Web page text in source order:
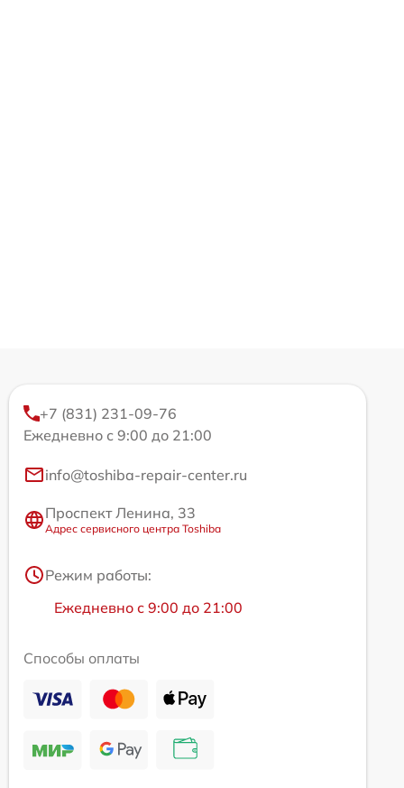
+7 (831) 231-09-76
Ежедневно с 9:00 до 21:00
info@toshiba-repair-center.ru
Проспект Ленина, 33
Адрес сервисного центра Toshiba
Режим работы:
Ежедневно с 9:00 до 21:00
Способы оплаты